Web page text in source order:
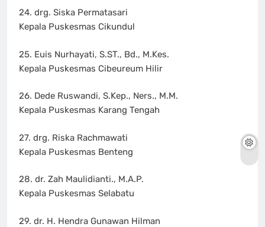
24. drg. Siska Permatasari
Kepala Puskesmas Cikundul
25. Euis Nurhayati, S.ST., Bd., M.Kes.
Kepala Puskesmas Cibeureum Hilir
26. Dede Ruswandi, S.Kep., Ners., M.M.
Kepala Puskesmas Karang Tengah
27. drg. Riska Rachmawati
Kepala Puskesmas Benteng
28. dr. Zah Maulidianti., M.A.P.
Kepala Puskesmas Selabatu
29. dr. H. Hendra Gunawan Hilman